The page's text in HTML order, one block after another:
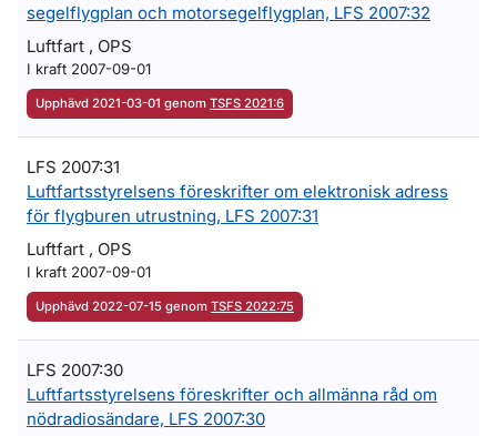
segelflygplan och motorsegelflygplan, LFS 2007:32
Luftfart , OPS
I kraft 2007-09-01
Upphävd 2021-03-01 genom TSFS 2021:6
LFS 2007:31
Luftfartsstyrelsens föreskrifter om elektronisk adress
för flygburen utrustning, LFS 2007:31
Luftfart , OPS
I kraft 2007-09-01
Upphävd 2022-07-15 genom TSFS 2022:75
LFS 2007:30
Luftfartsstyrelsens föreskrifter och allmänna råd om
nödradiosändare, LFS 2007:30